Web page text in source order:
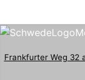
Frankfurter Weg 32